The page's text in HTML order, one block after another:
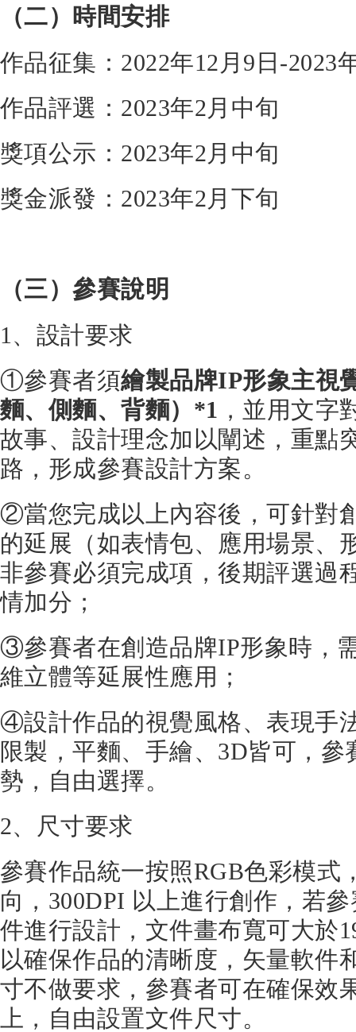
（二）時間安排
作品征集：2022年12月9日-2023
作品評選：2023年2月中旬
獎項公示：2023年2月中旬
獎金派發：2023年2月下旬
（三）參賽說明
1、設計要求
①參賽者須繪製品牌IP形象主視
麵、側麵、背麵）*1 ，並用文字
故事、設計理念加以闡述，重點
路，形成參賽設計方案。
②當您完成以上內容後，可針對
的延展（如表情包、應用場景、
非參賽必須完成項，後期評選過
情加分；
③參賽者在創造品牌IP形象時，
維立體等延展性應用；
④設計作品的視覺風格、表現手
限製，平麵、手繪、3D皆可，
勢，自由選擇。
2、尺寸要求
參賽作品統一按照RGB色彩模式
向，300DPI 以上進行創作，若
件進行設計，文件畫布寬可大於
以確保作品的清晰度，矢量軟件
寸不做要求，參賽者可在確保效
上，自由設置文件尺寸。